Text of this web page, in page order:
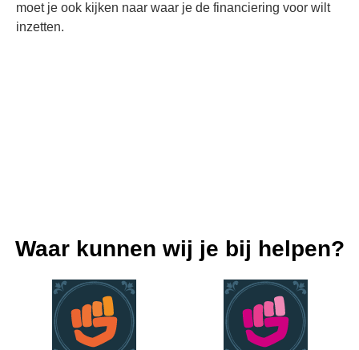
moet je ook kijken naar waar je de financiering voor wilt
inzetten.
Waar kunnen wij je bij helpen?